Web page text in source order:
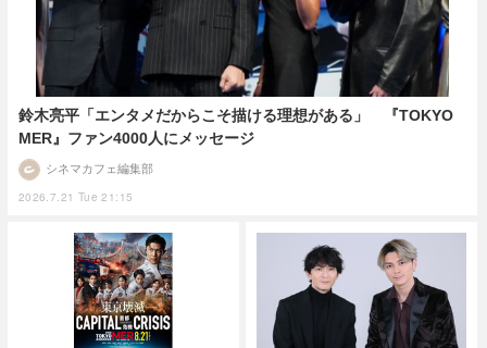
鈴木亮平「エンタメだからこそ描ける理想がある」 『TOKYO
MER』ファン4000人にメッセージ
2026.7.21 Tue 21:15
シネマカフェ編集部